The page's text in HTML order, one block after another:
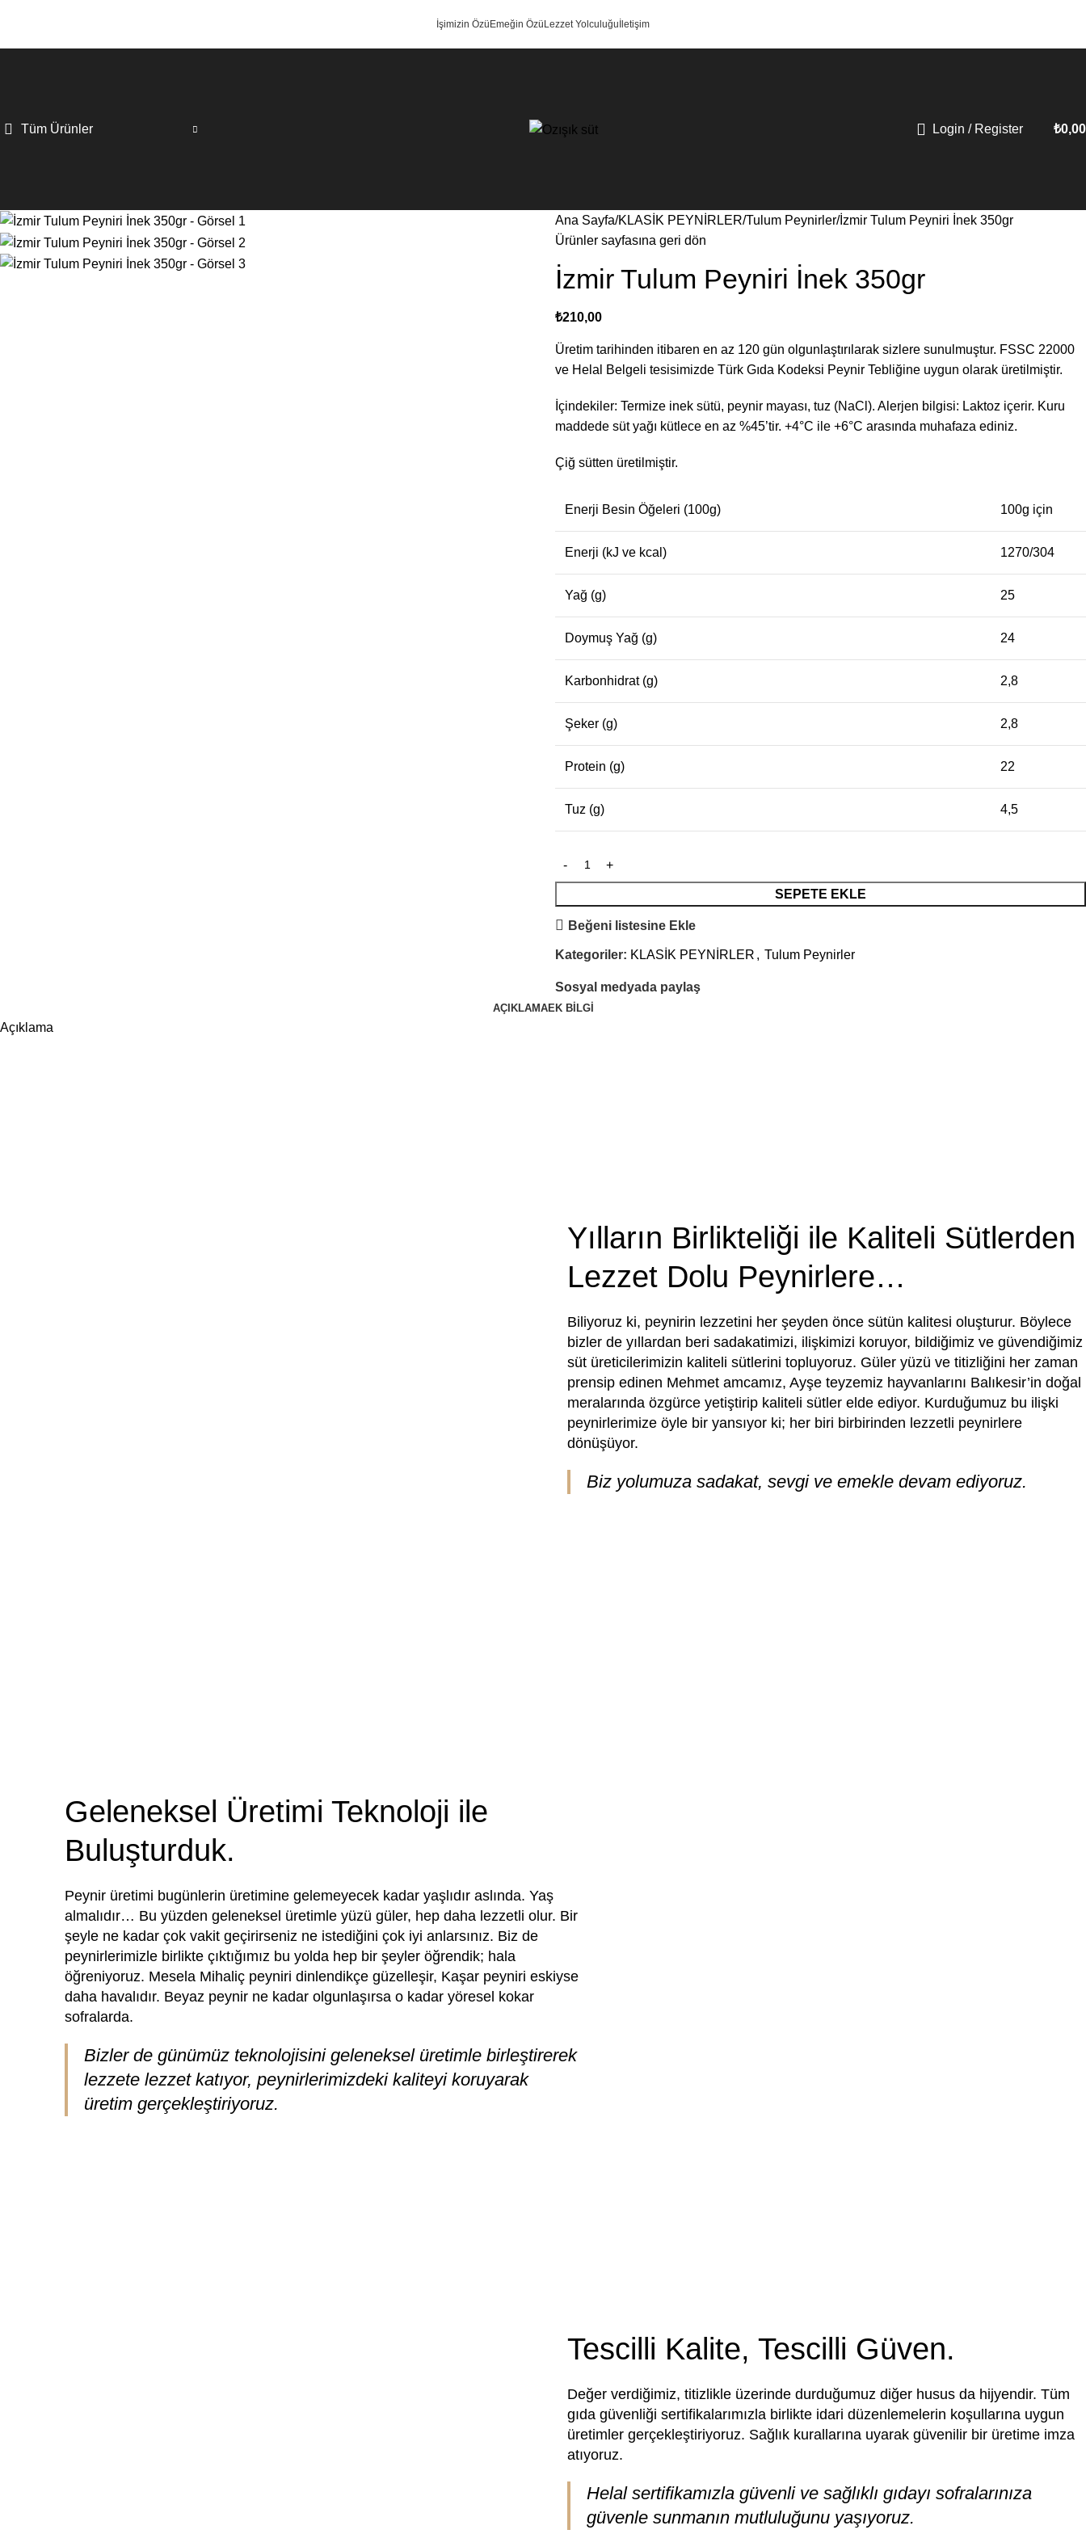
İşimizin Özü Emeğin Özü Lezzet Yolculuğu İletişim
Tüm Ürünler Login / Register ₺0,00
Ana Sayfa KLASİK PEYNİRLER Tulum Peynirler İzmir Tulum Peyniri İnek 350gr
Ürünler sayfasına geri dön
İzmir Tulum Peyniri İnek 350gr
₺210,00
Üretim tarihinden itibaren en az 120 gün olgunlaştırılarak sizlere sunulmuştur. FSSC 22000
ve Helal Belgeli tesisimizde Türk Gıda Kodeksi Peynir Tebliğine uygun olarak üretilmiştir.
İçindekiler: Termize inek sütü, peynir mayası, tuz (NaCl). Alerjen bilgisi: Laktoz içerir. Kuru
maddede süt yağı kütlece en az %45’tir. +4°C ile +6°C arasında muhafaza ediniz.
Çiğ sütten üretilmiştir.
Enerji Besin Öğeleri (100g) 100g için
Enerji (kJ ve kcal) 1270/304
Yağ (g) 25
Doymuş Yağ (g) 24
Karbonhidrat (g) 2,8
Şeker (g) 2,8
Protein (g) 22
Tuz (g) 4,5
SEPETE EKLE
Beğeni listesine Ekle
Kategoriler: KLASİK PEYNİRLER , Tulum Peynirler
Sosyal medyada paylaş
AÇIKLAMAEK BILGI
Açıklama
Yılların Birlikteliği ile Kaliteli Sütlerden
Lezzet Dolu Peynirlere…
Biliyoruz ki, peynirin lezzetini her şeyden önce sütün kalitesi oluşturur. Böylece
bizler de yıllardan beri sadakatimizi, ilişkimizi koruyor, bildiğimiz ve güvendiğimiz
süt üreticilerimizin kaliteli sütlerini topluyoruz. Güler yüzü ve titizliğini her zaman
prensip edinen Mehmet amcamız, Ayşe teyzemiz hayvanlarını Balıkesir’in doğal
meralarında özgürce yetiştirip kaliteli sütler elde ediyor. Kurduğumuz bu ilişki
peynirlerimize öyle bir yansıyor ki; her biri birbirinden lezzetli peynirlere
dönüşüyor.
Biz yolumuza sadakat, sevgi ve emekle devam ediyoruz.
Geleneksel Üretimi Teknoloji ile
Buluşturduk.
Peynir üretimi bugünlerin üretimine gelemeyecek kadar yaşlıdır aslında. Yaş
almalıdır… Bu yüzden geleneksel üretimle yüzü güler, hep daha lezzetli olur. Bir
şeyle ne kadar çok vakit geçirirseniz ne istediğini çok iyi anlarsınız. Biz de
peynirlerimizle birlikte çıktığımız bu yolda hep bir şeyler öğrendik; hala
öğreniyoruz. Mesela Mihaliç peyniri dinlendikçe güzelleşir, Kaşar peyniri eskiyse
daha havalıdır. Beyaz peynir ne kadar olgunlaşırsa o kadar yöresel kokar
sofralarda.
Bizler de günümüz teknolojisini geleneksel üretimle birleştirerek
lezzete lezzet katıyor, peynirlerimizdeki kaliteyi koruyarak
üretim gerçekleştiriyoruz.
Tescilli Kalite, Tescilli Güven.
Değer verdiğimiz, titizlikle üzerinde durduğumuz diğer husus da hijyendir. Tüm
gıda güvenliği sertifikalarımızla birlikte idari düzenlemelerin koşullarına uygun
üretimler gerçekleştiriyoruz. Sağlık kurallarına uyarak güvenilir bir üretime imza
atıyoruz.
Helal sertifikamızla güvenli ve sağlıklı gıdayı sofralarınıza
güvenle sunmanın mutluluğunu yaşıyoruz.